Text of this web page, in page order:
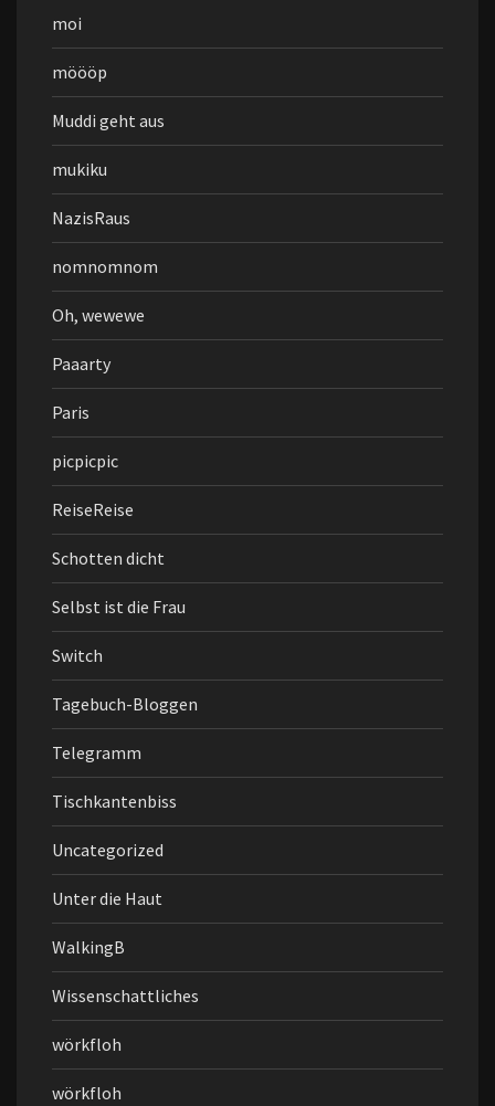
moi
möööp
Muddi geht aus
mukiku
NazisRaus
nomnomnom
Oh, wewewe
Paaarty
Paris
picpicpic
ReiseReise
Schotten dicht
Selbst ist die Frau
Switch
Tagebuch-Bloggen
Telegramm
Tischkantenbiss
Uncategorized
Unter die Haut
WalkingB
Wissenschattliches
wörkfloh
wörkfloh